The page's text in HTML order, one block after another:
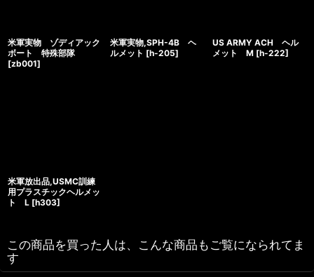
米軍実物 ゾディアック
ボート 特殊部隊
[zb001]
米軍実物,SPH-4B ヘ
ルメット [h-205]
US ARMY ACH ヘル
メット M [h-222]
米軍放出品,USMC訓練
用プラスチックヘルメッ
ト L [h303]
この商品を買った人は、こんな商品もご覧になられてま
す